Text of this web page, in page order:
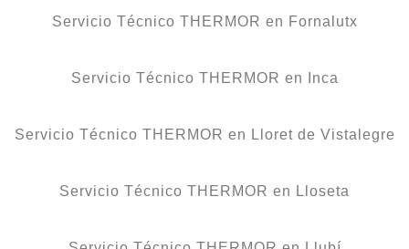
Servicio Técnico THERMOR en Fornalutx
Servicio Técnico THERMOR en Inca
Servicio Técnico THERMOR en Lloret de Vistalegre
Servicio Técnico THERMOR en Lloseta